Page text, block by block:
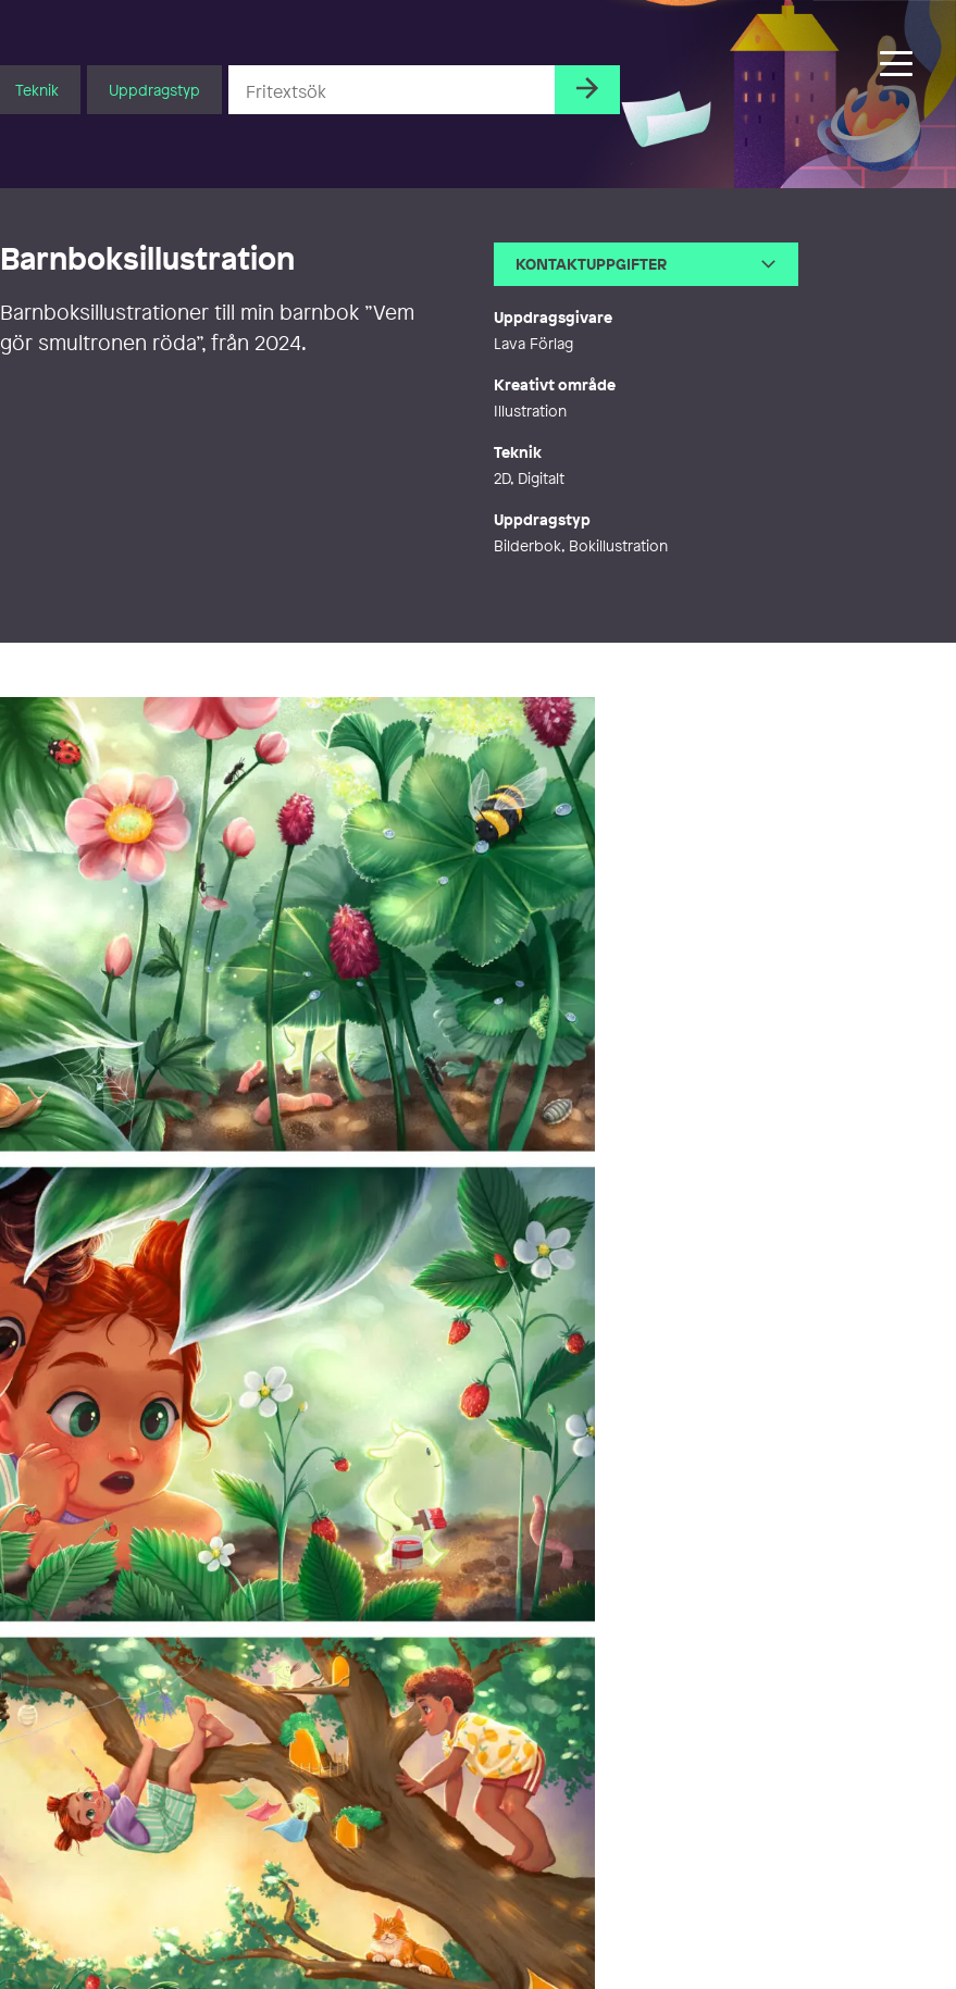
Teknik Uppdragstyp
Barnboksillustration
Barnboksillustrationer till min barnbok ”Vem
gör smultronen röda”, från 2024.
KONTAKTUPPGIFTER
Webb https://psgrafiskform.se/
Uppdragsgivare
Lava Förlag
Kreativt område
Illustration
Teknik
2D, Digitalt
Uppdragstyp
Bilderbok, Bokillustration